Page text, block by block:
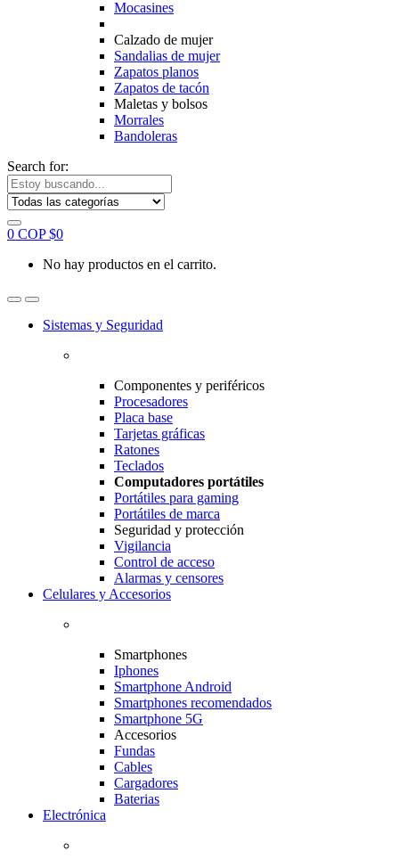
Mocasines
Calzado de mujer
Sandalias de mujer
Zapatos planos
Zapatos de tacón
Maletas y bolsos
Morrales
Bandoleras
Search for:
0 COP $0
No hay productos en el carrito.
Sistemas y Seguridad
Componentes y periféricos
Procesadores
Placa base
Tarjetas gráficas
Ratones
Teclados
Computadores portátiles
Portátiles para gaming
Portátiles de marca
Seguridad y protección
Vigilancia
Control de acceso
Alarmas y censores
Celulares y Accesorios
Smartphones
Iphones
Smartphone Android
Smartphones recomendados
Smartphone 5G
Accesorios
Fundas
Cables
Cargadores
Baterias
Electrónica